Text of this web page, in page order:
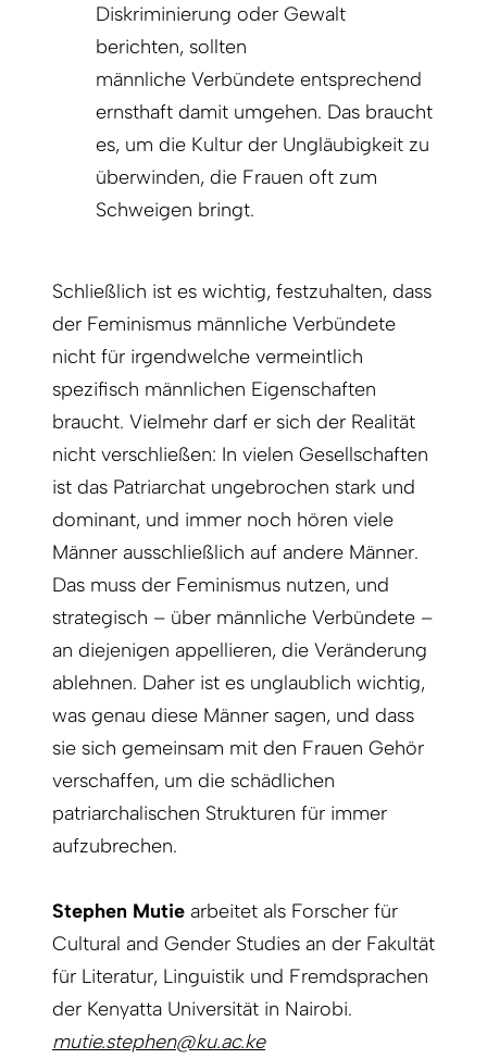
Diskriminierung oder Gewalt
berichten, sollten
männliche Verbündete entsprechend
ernsthaft damit umgehen. Das braucht
es, um die Kultur der Ungläubigkeit zu
überwinden, die Frauen oft zum
Schweigen bringt.
Schließlich ist es wichtig, festzuhalten, dass
der Feminismus männliche Verbündete
nicht für irgendwelche vermeintlich
spezifisch männlichen Eigenschaften
braucht. Vielmehr darf er sich der Realität
nicht verschließen: In vielen Gesellschaften
ist das Patriarchat ungebrochen stark und
dominant, und immer noch hören viele
Männer ausschließlich auf andere Männer.
Das muss der Feminismus nutzen, und
strategisch – über männliche Verbündete –
an diejenigen appellieren, die Veränderung
ablehnen. Daher ist es unglaublich wichtig,
was genau diese Männer sagen, und dass
sie sich gemeinsam mit den Frauen Gehör
verschaffen, um die schädlichen
patriarchalischen Strukturen für immer
aufzubrechen.
Stephen Mutie arbeitet als Forscher für
Cultural and Gender Studies an der Fakultät
für Literatur, Linguistik und Fremdsprachen
der Kenyatta Universität in Nairobi.
mutie.stephen@ku.ac.ke